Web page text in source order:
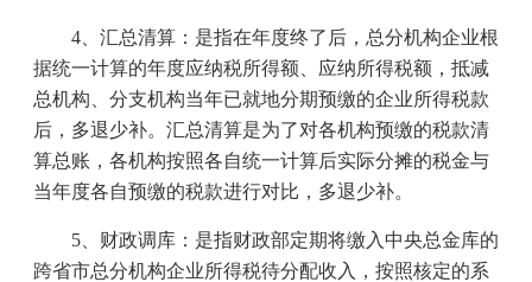
4 、汇总清算：是指在年度终了后，总分机构企业根
据统一计算的年度应纳税所得额、应纳所得税额，抵减
总机构、分支机构当年已就地分期预缴的企业所得税款
后，多退少补。汇总清算是为了对各机构预缴的税款清
算总账，各机构按照各自统一计算后实际分摊的税金与
当年度各自预缴的税款进行对比，多退少补。
5 、财政调库：是指财政部定期将缴入中央总金库的
跨省市总分机构企业所得税待分配收入，按照核定的系